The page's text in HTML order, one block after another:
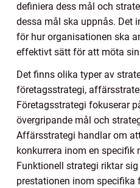
definiera dess mål och
dessa mål ska uppnås. Det
för hur organisationen ska
effektivt sätt för att möta
Det finns olika typer av
företagsstrategi,
Företagsstrategi fokuserar
övergripande mål och
Affärsstrategi handlar om
konkurrera inom en specifik
Funktionell strategi riktar
prestationen inom specifika